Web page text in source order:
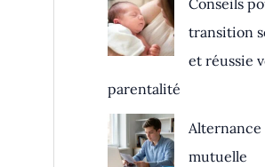
Conseils
transition
et réussie
parentalité
Alternance
mutuelle